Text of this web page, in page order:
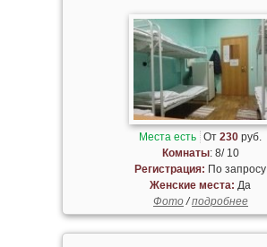
Места есть От230 руб.
Комнаты: 8/ 10
Регистрация: По запросу
Женские места: Да
Фото/подробнее